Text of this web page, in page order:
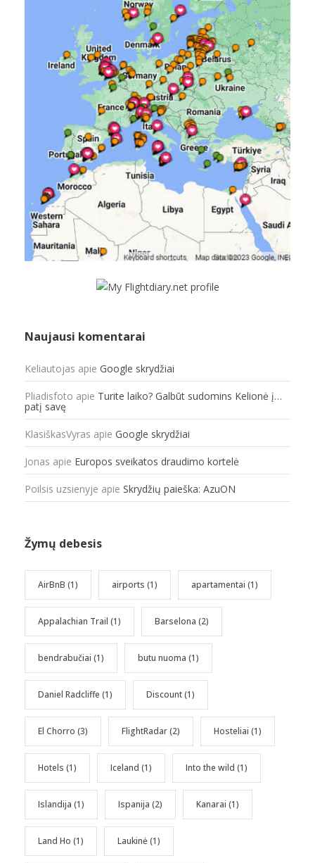
Naujausi komentarai
Keliautojas apie Google skrydžiai
Pliadisfoto apie Turite laiko? Galbūt sudomins Kelionė į…
patį savę
KlasiškasVyras apie Google skrydžiai
Jonas apie Europos sveikatos draudimo kortelė
Poilsis uzsienyje apie Skrydžių paieška: AzuON
Žymų debesis
AirBnB (1) airports (1) apartamentai (1)
Appalachian Trail (1) Barselona (2)
bendrabučiai (1) butu nuoma (1)
Daniel Radcliffe (1) Discount(1)
El Chorro (3) FlightRadar(2) Hosteliai (1)
Hotels (1) Iceland (1) Into the wild (1)
Islandija (1) Ispanija (2) Kanarai (1)
Land Ho (1) Laukinė(1)